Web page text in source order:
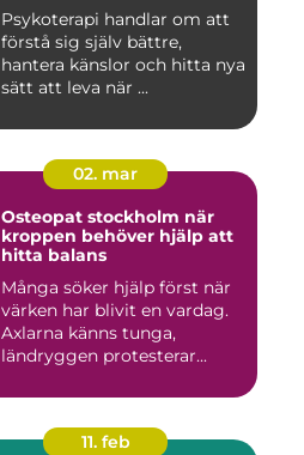
Psykoterapi handlar om att
förstå sig själv bättre,
hantera känslor och hitta nya
sätt att leva när ...
02. mar
Osteopat stockholm när
kroppen behöver hjälp att
hitta balans
Många söker hjälp först när
värken har blivit en vardag.
Axlarna känns tunga,
ländryggen protesterar...
11. feb